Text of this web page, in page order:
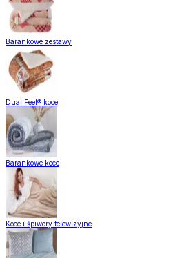
Barankowe zestawy
Dual Feel® koce
Barankowe koce
Koce i śpiwory telewizyjne